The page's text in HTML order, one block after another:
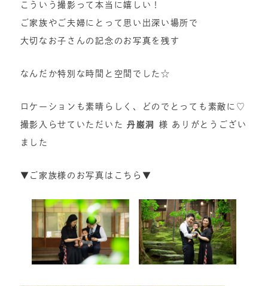
こういう撮影って本当に嬉しい！
ご家族やご夫婦にとって思い出深い場所で
大切なお子さんの記念のお写真を残す
なんだか特別な時間と空間でした☆
ロケーションも素晴らしく、どのでとっても素敵に♡
撮影入らせていただいた 丹巌洞 様 ありがとうござい
ました
▼ご家族様のお写真はこちら▼